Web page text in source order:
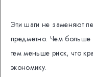
Эти шаги не заменяют
предметно. Чем больше
тем меньше риск, что
экономику.